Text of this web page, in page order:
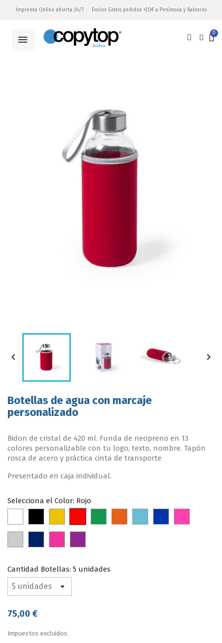
Imprenta Online abierta 24/7 Envíos Gratis pedidos +20€ a Península y Baleares
 
Botellas de agua con marcaje
personalizado
Bidon de cristal de 420 ml. Funda de neopreno en 13
colores personalizable con tu logo, texto, nombre. Tapón
rosca de acero y práctica cinta de transporte
Presentado en caja individual.
Selecciona el Color: Rojo
Cantidad Botellas: 5 unidades
75,00 €
Impuestos excluidos